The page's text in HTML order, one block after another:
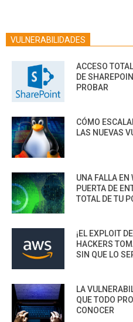
VULNERABILIDADES
ACCESO
DE
PROBAR
CÓMO
LAS NUEVAS
UNA FALLA EN
PUERTA DE
TOTAL DE TU
¡EL EXPLOIT
HACKERS
SIN QUE LO
LA
QUE TODO
CONOCER